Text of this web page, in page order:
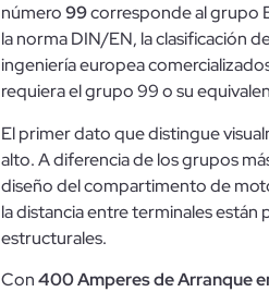
número99corresponde al grupo
la norma DIN/EN, la clasificación
ingeniería europea
requiera el grupo 99 o su
El primer dato que distingue
alto. A diferencia de los grupos
diseño del compartimento de
la distancia entre terminales
estructurales.
Con400 Amperes de Arranque